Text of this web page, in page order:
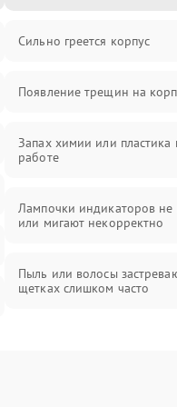
Сильно греется корпус
Появление трещин на
Запах химии или пластика
работе
Лампочки индикаторов не
или мигают некорректно
Пыль или волосы
щетках слишком часто